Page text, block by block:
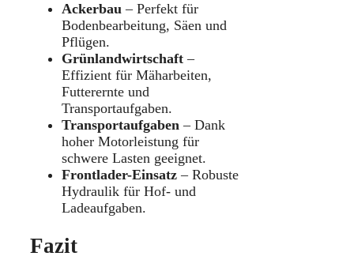
Ackerbau – Perfekt für
Bodenbearbeitung, Säen und
Pflügen.
Grünlandwirtschaft –
Effizient für Mäharbeiten,
Futterernte und
Transportaufgaben.
Transportaufgaben – Dank
hoher Motorleistung für
schwere Lasten geeignet.
Frontlader-Einsatz – Robuste
Hydraulik für Hof- und
Ladeaufgaben.
Fazit